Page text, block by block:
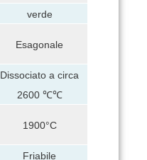
verde
Esagonale
Dissociato a circa
2600 ℃℃
1900°C
Friabile